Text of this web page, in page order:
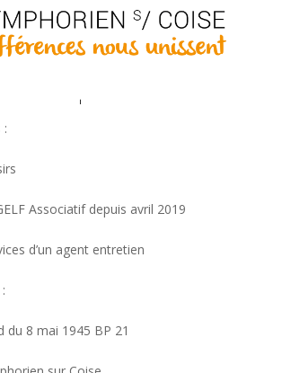
:
Associatif depuis avril 2019
d’un agent entretien
du 8 mai 1945 BP 21